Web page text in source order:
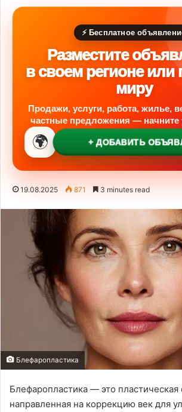
⚡ Бесплатное
Разместите
в своем регионе или
миру
Продажи, услуги, работа, жилье,
частные предложения — начните
🌍 + ДОБАВИТЬ
19.08.2025 871 3 minutes read
Блефаропластика
Блефаропластика — это пластическая
направленная на коррекцию век для